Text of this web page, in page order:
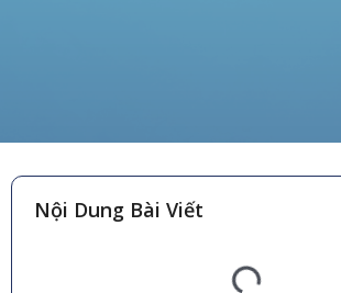
Nội Dung Bài Viết